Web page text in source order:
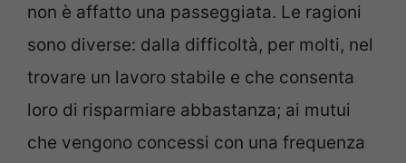
non è affatto una passeggiata. Le ragioni
sono diverse: dalla difficoltà, per molti, nel
trovare un lavoro stabile e che consenta
loro di risparmiare abbastanza; ai mutui
che vengono concessi con una frequenza